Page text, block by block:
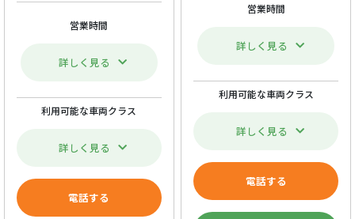
営業時間
詳しく見る
利用可能な車両クラス
詳しく見る
電話する
営業時間
詳しく見る
利用可能な車両クラス
詳しく見る
電話する